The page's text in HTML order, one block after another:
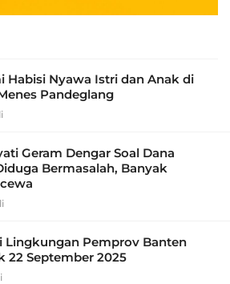
Habisi Nyawa Istri dan Anak di
Pandeglang
Geram Dengar Soal Dana
Bermasalah, Banyak
Lingkungan Pemprov Banten
22 September 2025